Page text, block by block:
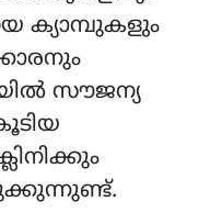
ക്യാമ്പുകളും
സൗജന്യ